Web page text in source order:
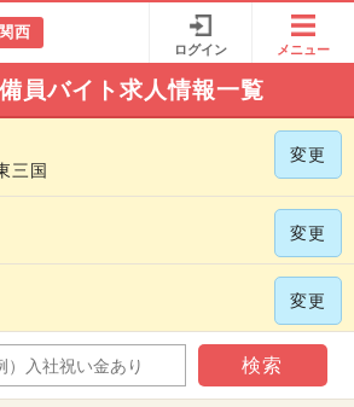
関西
ログイン メニュー
員バイト求人情報一覧
三国
変更
変更
変更
検索